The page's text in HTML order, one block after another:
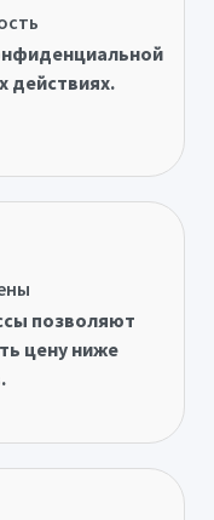
действиях.
позволяют
цену ниже